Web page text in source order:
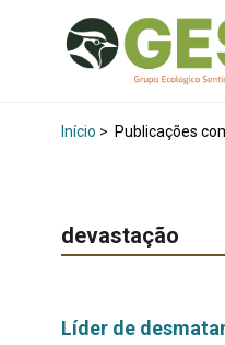
Início > Publicações
devastação
Líder de